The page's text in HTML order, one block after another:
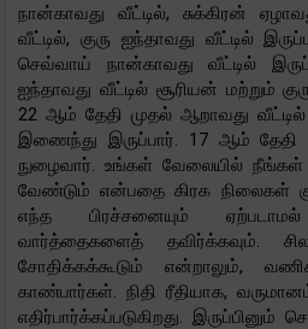
நான்காவது வீட்டில், சுக்கிரன்
வீட்டில், குரு ஐந்தாவது வீட்டில்
செவ்வாய் நான்காவது வீட்டில்
ஐந்தாவது வீட்டில் சூரியன் மற்றும்
22 ஆம் தேதி முதல் ஆறாவது வீட்டில்
இணைந்து இருப்பார். 17 ஆம் தேதி
நுழைவார். உங்கள் வேலையில்
வேண்டும் என்பதை கிரக நிலைகள்
எந்த பிரச்சனையும்
வார்த்தைகளைத் தவிர்க்கவும்.
சோதிக்கக்கூடும் என்றாலும்,
காண்பார்கள். நிதி ரீதியாக,
எதிர்பார்க்கப்படுகிறது. இருப்பினும்